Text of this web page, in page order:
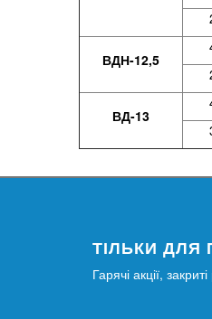
ВДН-12,5
ВД-13
ТІЛЬКИ ДЛЯ
Гарячі акції,